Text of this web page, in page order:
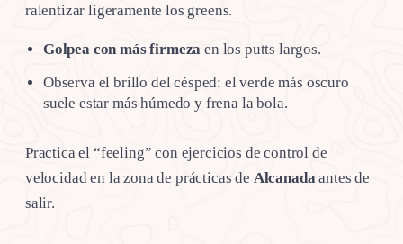
ralentizar ligeramente los greens.
Golpea con más firmeza en los putts largos.
Observa el brillo del césped: el verde más oscuro
suele estar más húmedo y frena la bola.
Practica el “feeling” con ejercicios de control de
velocidad en la zona de prácticas de Alcanada antes de
salir.